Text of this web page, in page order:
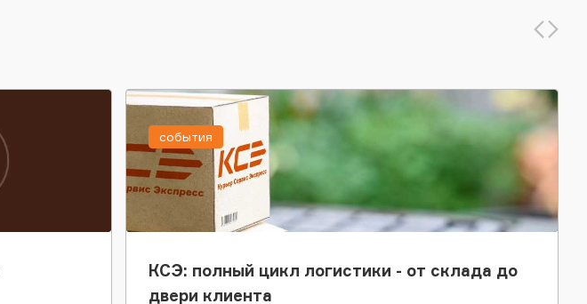
КСЭ: полный цикл логистики - от склада до
двери клиента
события